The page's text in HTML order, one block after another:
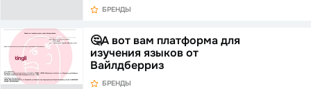
БРЕНДЫ
🤔А вот вам платформа для
изучения языков от
Вайлдберриз
БРЕНДЫ